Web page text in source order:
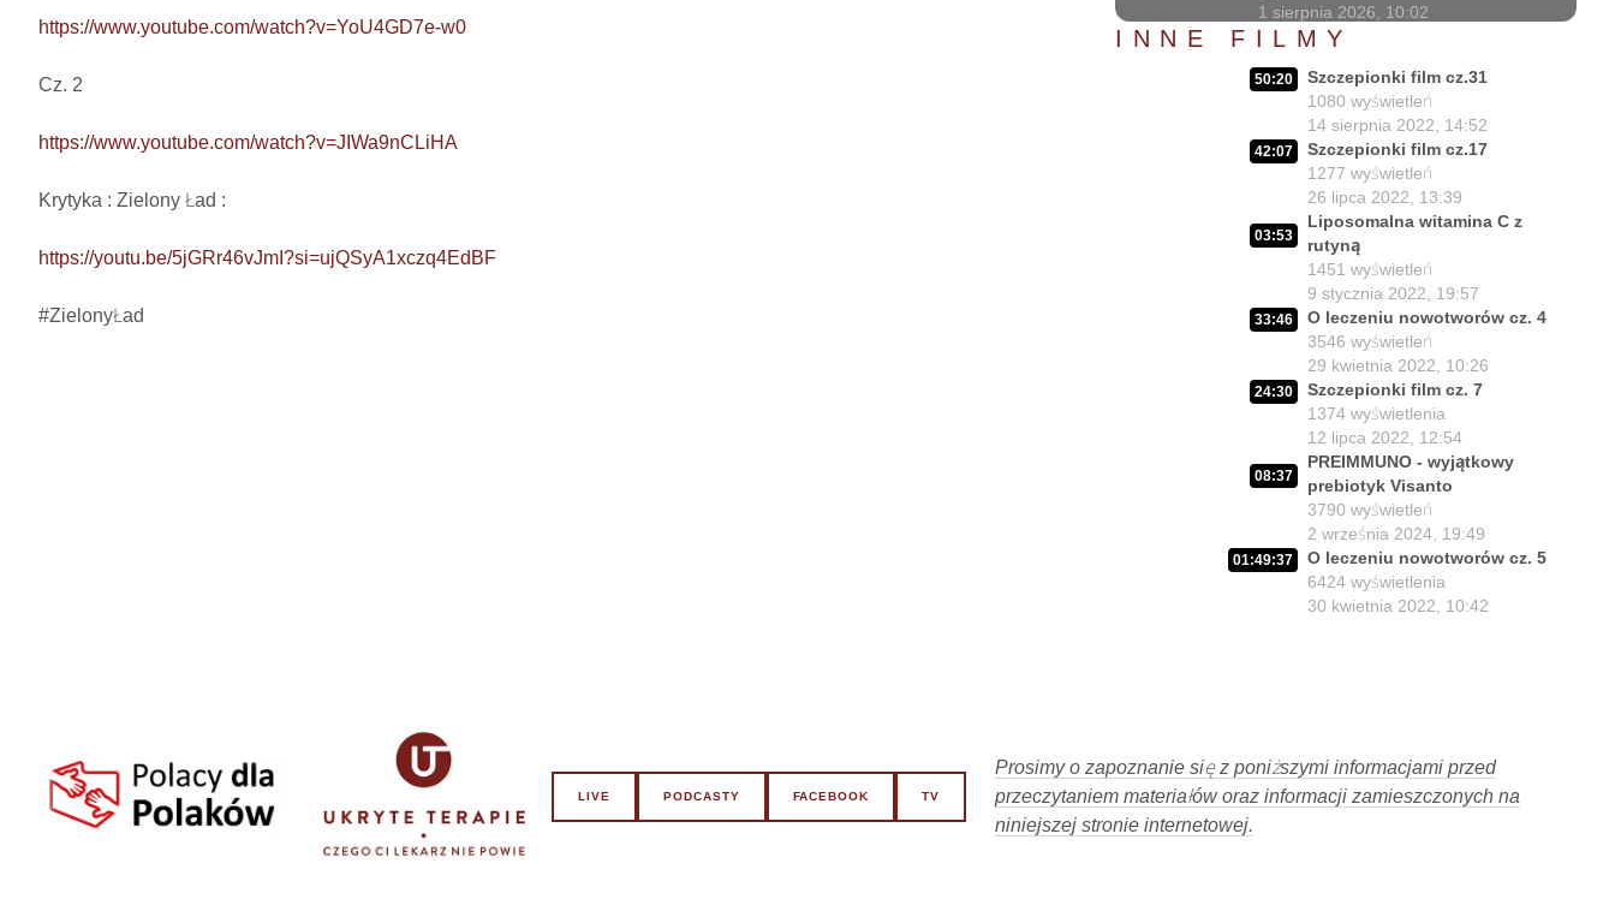
https://www.youtube.com/watch?v=YoU4GD7e-w0
Cz. 2
https://www.youtube.com/watch?v=JIWa9nCLiHA
Krytyka : Zielony Ład :
https://youtu.be/5jGRr46vJmI?si=ujQSyA1xczq4EdBF
#ZielonyŁad
1 sierpnia 2026, 10:02
NIESPODZIANKA u Prezydenta
Nawrockiego!!
30 lipca 2026, 15:45
Czy Prezydent uratuje chorych
Polaków?
29 lipca 2026, 11:00
Czy da się lepiej leczyć ?
27 lipca 2026, 11:01
Jedna osoba zadecyduje :
będziesz zdrowy lub umrzesz.
24 lipca 2026, 11:02
Lex Szarlatan - co zrobić?
22 lipca 2026, 11:00
Medyczny pojedynek : dr Suwała
vs. prof. Frydrychowski
21 lipca 2026, 19:01
Środowisko antyszczepionkowe i
Lex Szarlatan
21 lipca 2026, 14:23
Czy z Lex Szarlatan jest nadzieja?
16
Lekarze contra Polacy?
15 lipca 2026, 11:01
02:07:47
INNE FILMY
50:20
Szczepionki film cz.31
1080 wyświetleń
14 sierpnia 2022, 14:52
42:07
Szczepionki film cz.17
1277 wyświetleń
26 lipca 2022, 13:39
03:53
Liposomalna witamina C z
rutyną
1451 wyświetleń
9 stycznia 2022, 19:57
33:46
O leczeniu nowotworów cz. 4
3546 wyświetleń
29 kwietnia 2022, 10:26
24:30
Szczepionki film cz. 7
1374 wyświetlenia
12 lipca 2022, 12:54
08:37
PREIMMUNO - wyjątkowy
prebiotyk Visanto
3790 wyświetleń
2 września 2024, 19:49
01:49:37
O leczeniu nowotworów cz. 5
6424 wyświetlenia
30 kwietnia 2022, 10:42
LIVE PODCASTY FACEBOOK TV
Prosimy o zapoznanie się z poniższymi informacjami przed
przeczytaniem materiałów oraz informacji zamieszczonych na
niniejszej stronie internetowej.